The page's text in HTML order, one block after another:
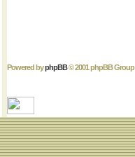
Powered byphpBB© 2001 phpBB Group